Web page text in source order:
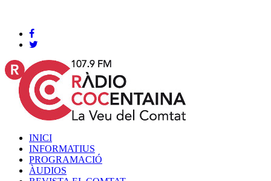
INICI
INFORMATIUS
PROGRAMACIÓ
ÀUDIOS